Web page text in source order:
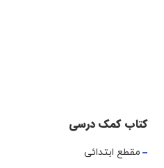
کتاب کمک درسی
مقطع ابتدائی